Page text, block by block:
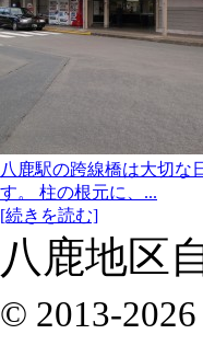
八鹿駅の跨線橋は大切な
す。 柱の根元に、...
[続きを読む]
八鹿地区
© 2013-2026